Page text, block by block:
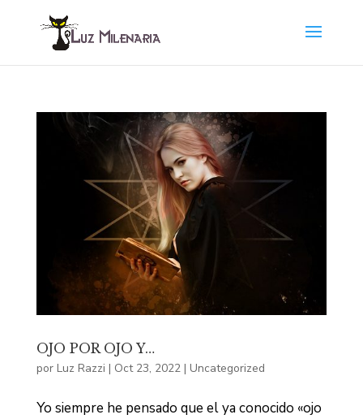
OJO POR OJO Y…
por Luz Razzi | Oct 23, 2022| Uncategorized
Yo siempre he pensado que el ya conocido «ojo